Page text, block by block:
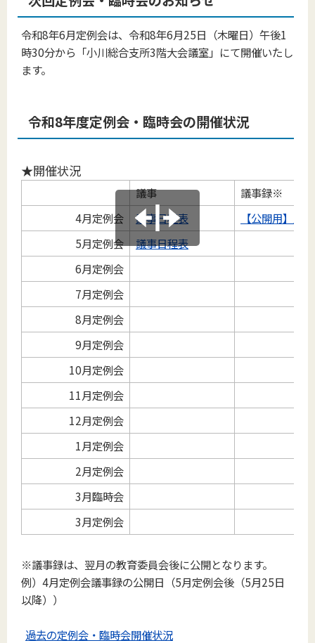
令和8年6月定例会は、令和8年6月25日（木曜日）午後1
時30分から「小川総合支所3階大会議室」にて開催いたし
ます。
令和8年度定例会・臨時会の開催状況
★開催状況
議事
議事録※
4月定例会
議事日程表
【公開用】定
5月定例会
議事日程表
6月定例会
7月定例会
8月定例会
9月定例会
10月定例会
11月定例会
12月定例会
1月定例会
2月定例会
3月臨時会
3月定例会
※議事録は、翌月の教育委員会後に公開となります。
例）4月定例会議事録の公開日（5月定例会後（5月25日
以降））
過去の定例会・臨時会開催状況